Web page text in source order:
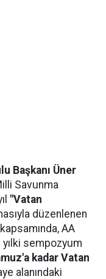
Başkanı Üner
Savunma
"Vatan
düzenlenen
AA
yılki sempozyum
kadar Vatan
alanındaki